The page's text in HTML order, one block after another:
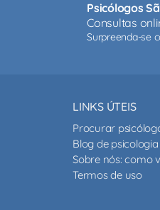
Psicólogos
Consultas
Surpreenda-se
LINKS ÚTEIS
Procurar
Blog de psicologia
Sobre nós: como
Termos de uso